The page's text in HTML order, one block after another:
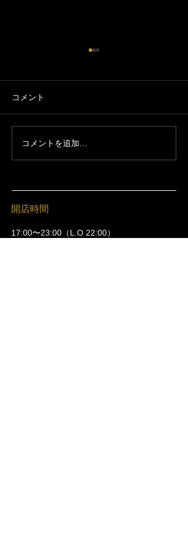
【泡まで美味しい】ハー
トランド生ビール｜加須
家
コメント
コメントを追加…
開店時間
17:00〜23:00（L.O 22:00）